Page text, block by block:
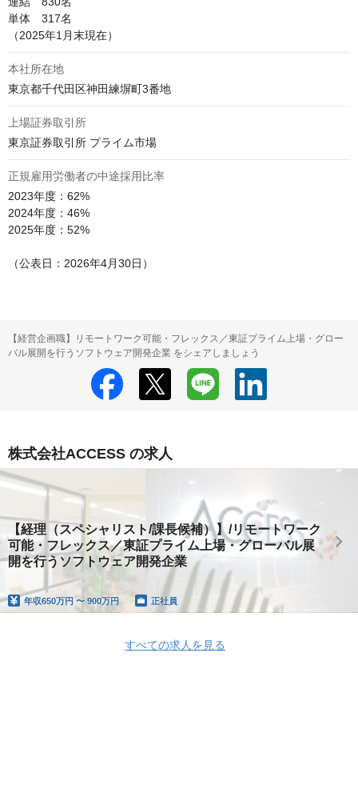
単体　317名
（2025年1月末現在）
本社所在地
東京都千代田区神田練塀町3番地
上場証券取引所
東京証券取引所 プライム市場
正規雇用労働者の中途採用比率
2023年度：62%
2024年度：46%
2025年度：52%
【経営企画職】リモートワーク可能・フレックス／東証プライム上場・グロー
バル展開を行うソフトウェア開発企業 をシェアしましょう
株式会社ACCESS の求人
【経理（スペシャリスト/課長候補）】/リモートワーク
可能・フレックス／東証プライム上場・グローバル展
開を行うソフトウェア開発企業
年収650万円 〜 900万円 正社員
すべての求人を見る